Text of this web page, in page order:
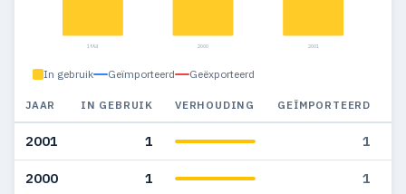
1994 2000 2001
In gebruik Geïmporteerd Geëxporteerd
JAAR IN GEBRUIK VERHOUDING GEÏMPORTEERD
2001 1 1
2000 1 1